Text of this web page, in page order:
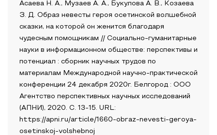
Асаева Н. А., Музаев А. А., Букулова А. В., Козаева
З. Д. Образ невесты героя осетинской волшебной
сказки, на которой он женится благодаря
чудесным помощникам // Социально-гуманитарные
науки в информационном обществе: перспективы и
потенциал : сборник научных трудов по
материалам Международной научно-практической
конференции 24 декабря 2020г. Белгород : ООО
Агентство перспективных научных исследований
(АПНИ), 2020. С. 13-15. URL:
https://apni.ru/article/1660-obraz-nevesti-geroya-
osetinskoj-volshebnoj